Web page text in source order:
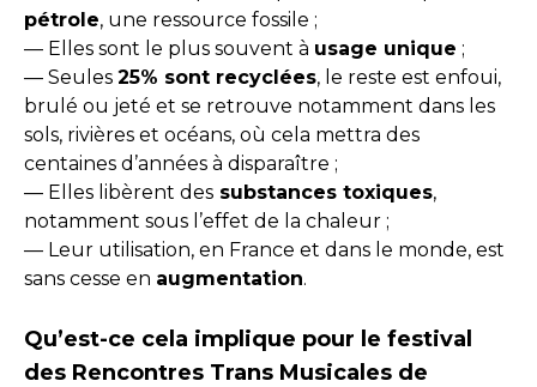
pétrole, une ressource fossile ;
— Elles sont le plus souvent à usage unique ;
— Seules 25% sont recyclées, le reste est enfoui,
brulé ou jeté et se retrouve notamment dans les
sols, rivières et océans, où cela mettra des
centaines d’années à disparaître ;
— Elles libèrent des substances toxiques,
notamment sous l’effet de la chaleur ;
— Leur utilisation, en France et dans le monde, est
sans cesse en augmentation.
Qu’est-ce cela implique pour le festival
des Rencontres Trans Musicales de